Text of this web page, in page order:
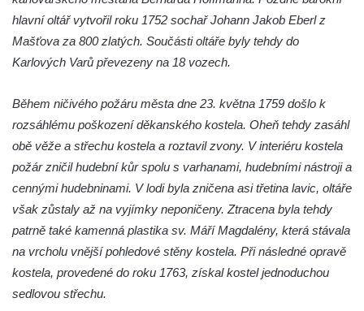
Kostel Narození Panny Marie v
Libochovanech
Márnice u kostel svatého Jana
Nepomuckého ve Starých Křečanech
Kostel svatého Jana Nepomuckého ve
Starých Křečanech
Kostel svatého Václava v Srbské Kamenici
Kostel svatého Kryštofa v Kryštofově Údolí
Hrobka rodiny Havlovy na hřbitově v
Chloumku v Mělníku
Kostel Nejsvětější Trojice na hřbitově v
Chloumku v Mělníku
hlavní oltář vytvořil roku 1752 sochař Johann Jakob Eberl z
Mašťova za 800 zlatých. Součásti oltáře byly tehdy do
Karlových Varů převezeny na 18 vozech.
Během ničivého požáru města dne 23. května 1759 došlo k
rozsáhlému poškození děkanského kostela. Oheň tehdy zasáhl
obě věže a střechu kostela a roztavil zvony. V interiéru kostela
požár zničil hudební kůr spolu s varhanami, hudebními nástroji a
cennými hudebninami. V lodi byla zničena asi třetina lavic, oltáře
však zůstaly až na vyjímky neponičeny. Ztracena byla tehdy
patrně také kamenná plastika sv. Máří Magdalény, která stávala
na vrcholu vnější pohledové stěny kostela. Při následné opravě
kostela, provedené do roku 1763, získal kostel jednoduchou
sedlovou střechu.